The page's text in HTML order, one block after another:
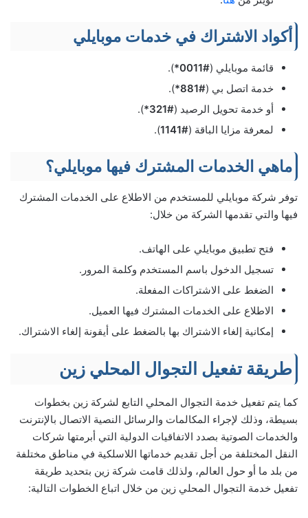
أكواد الاشتراك في خدمات موبايلي
قائمة موبايلي (#0011*
).
خدمة اتصل بي (#881*
).
أو خدمة تحويل الرصيد (#321*
).
لمعرفة مزايا الباقة (#1141
).
ماهي الخدمات المشترك فيها موبايلي؟
توفر شركة موبايلي للمستخدم من الاطلاع على الخدمات المشترك
فيها والتي تقدمها الشركة من خلال:
فتح تطبيق موبايلي على الهاتف.
تسجيل الدخول باسم المستخدم وكلمة المرور.
الضغط على الاشتراكات المفعلة.
الاطلاع على الخدمات المشترك فيها العميل.
إمكانية إلغاء الاشتراك بها بالضغط على أيقونة إلغاء الاشتراك.
طريقة تفعيل التجوال المحلي زين
كما يتم تفعيل خدمة التجوال المحلي التابع لشركة زين بخطوات
بسيطة، وذلك لإجراء المكالمات والرسائل النصية الاتصال بالإنترنت
والخدمات الصوتية بصدد الاتفاقيات الدولية التي أبرمتها شركات
النقل المختلفة من أجل تقديم خدماتها اللاسلكية في مناطق مختلفة
من بلد ما أو حول العالم، ولذلك قامت شركة زين بتحديد طريقة
تفعيل خدمة التجوال المحلي زين من خلال اتباع الخطوات التالية: